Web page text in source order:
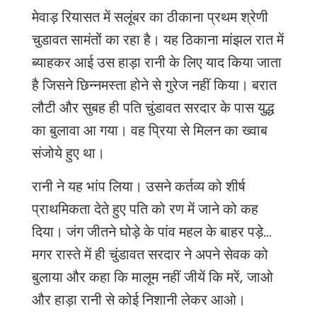
मेवाड़ रियासत में सलूंबर का ठीकाना प्रथम श्रेणी
चुडावत सामंतों का रहा है। यह ठिकाना मांझल रात में
ब्‍याहकर आई उस हाड़ा रानी के लिए याद किया जाता
है जिसने छिन्‍नमस्‍ता होने से गुरेज नहीं किया। बरात
लौटी और सुबह ही पति चुंडावत सरदार के पास युद्ध
का बुलावा आ गया। वह प्रिया से मिलन का ख्‍वाब
संजोये हुए था।
रानी ने यह भांप लिया। उसने कर्तव्‍य को शीर्ष
प्राथमिकता देते हुए पति को रण में जाने को कह
दिया। जंग जीतने घोड़े के पांव महल के बाहर पड़े...
मगर रास्‍ते में ही चुंडावत सरदार ने अपने सेवक को
बुलाया और कहा कि मालूम नहीं जीयें कि मरें, जाओ
और हाड़ा रानी से कोई निशानी लेकर आओ।